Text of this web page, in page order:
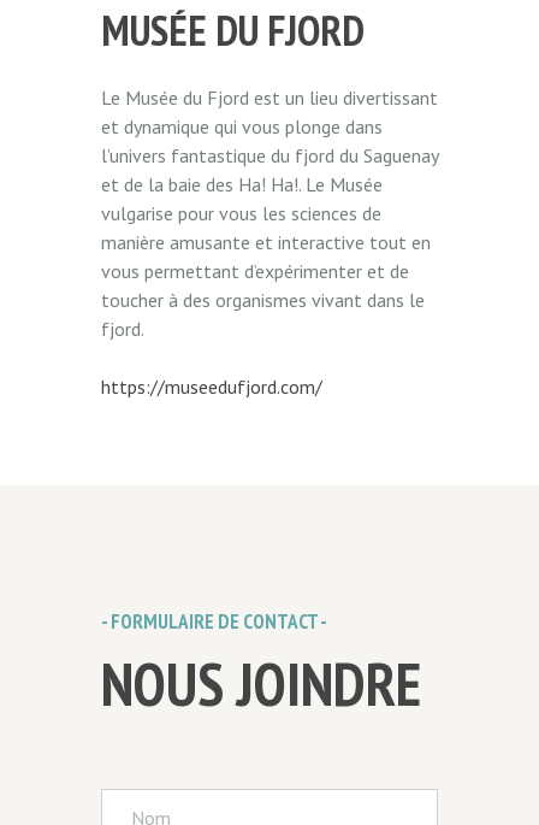
MUSÉE DU FJORD
Le Musée du Fjord est un lieu divertissant
et dynamique qui vous plonge dans
l’univers fantastique du fjord du Saguenay
et de la baie des Ha! Ha!. Le Musée
vulgarise pour vous les sciences de
manière amusante et interactive tout en
vous permettant d’expérimenter et de
toucher à des organismes vivant dans le
fjord.
https://museedufjord.com/
- FORMULAIRE DE CONTACT -
NOUS JOINDRE